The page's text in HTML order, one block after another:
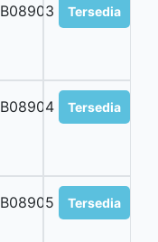
B08903 Tersedia
B08904 Tersedia
B08905 Tersedia